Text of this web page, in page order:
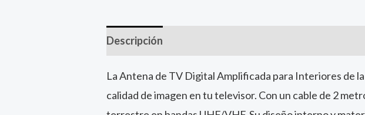
Descripción
La Antena de TV Digital Amplificada para Interiores de
calidad de imagen en tu televisor. Con un cable de 2